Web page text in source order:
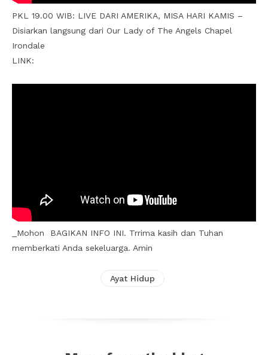
PKL 19.00 WIB: LIVE DARI AMERIKA, MISA HARI KAMIS –
Disiarkan langsung dari Our Lady of The Angels Chapel
Irondale
LINK:
_Mohon BAGIKAN INFO INI. Trrima kasih dan Tuhan
memberkati Anda sekeluarga. Amin
Ayat Hidup